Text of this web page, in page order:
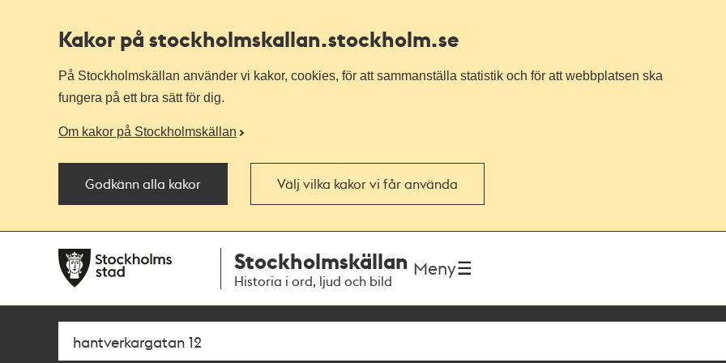
Kakor på stockholmskallan.stockholm.se
På Stockholmskällan använder vi kakor, cookies, för att sammanställa statistik och för att webbplatsen ska
fungera på ett bra sätt för dig.
Om kakor på Stockholmskällan
Godkänn alla kakor Välj vilka kakor vi får använda
navigationen
huvudinnehållet
Stockholmskällan
Historia i ord, ljud och bild
Meny
Sök